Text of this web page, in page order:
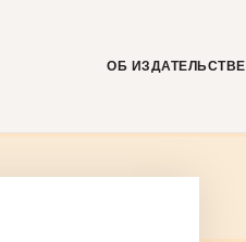
ОБ ИЗДАТЕЛЬСТВЕ